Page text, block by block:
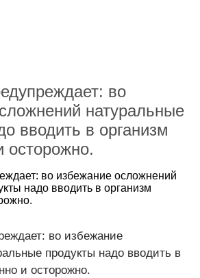
во
натуральные
вводить в организм
осторожно.
во избежание осложнений
надо вводить в организм
во избежание
продукты надо вводить в
и осторожно.